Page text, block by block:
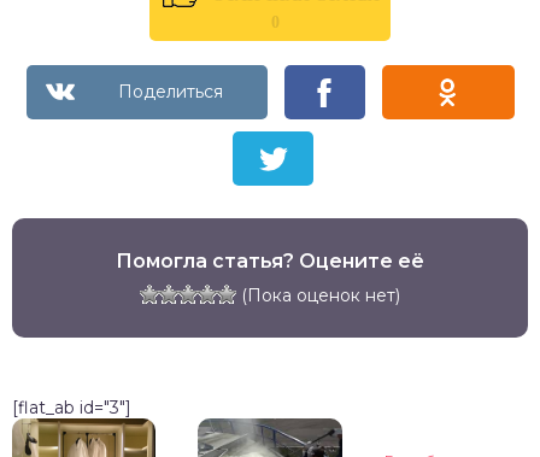
0
Помогла статья? Оцените её
(Пока оценок нет)
[flat_ab id="3"]